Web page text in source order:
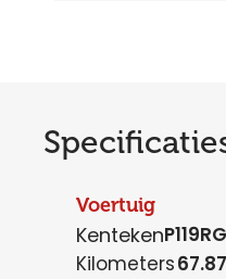
Voertuig
KentekenP119RG
Kilometers